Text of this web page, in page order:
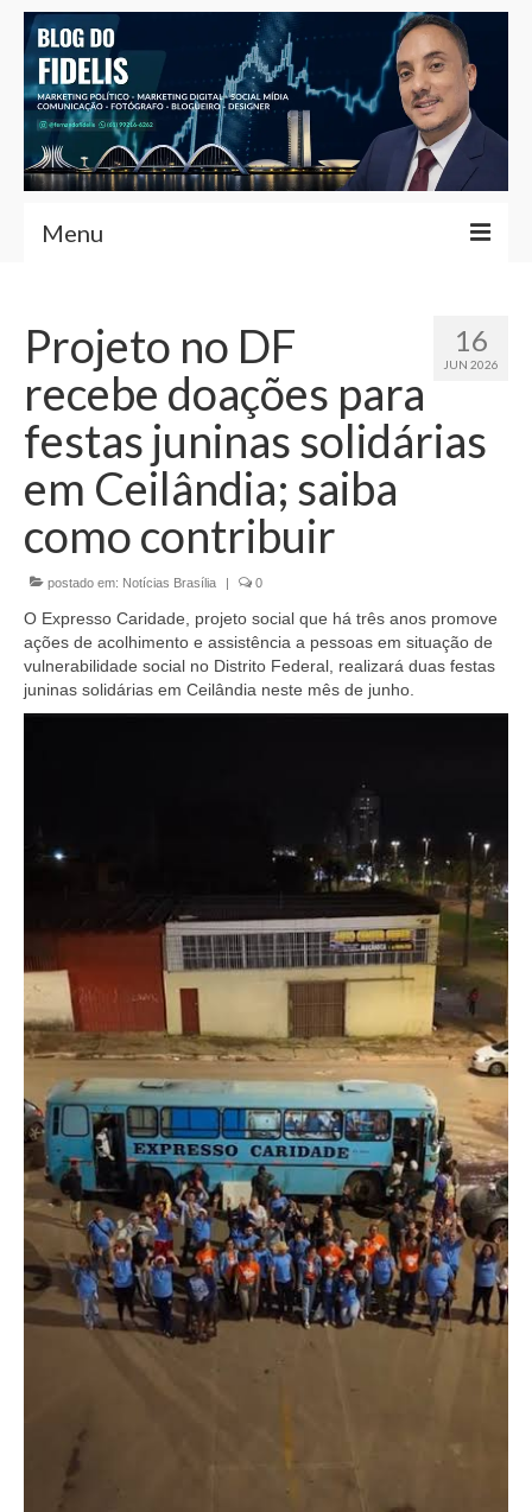
Menu
Fernando Fidelis
Café com Fidelis
Notícias Brasília
Contato
Currículo
16
JUN 2026
Projeto no DF
recebe doações para
festas juninas solidárias
em Ceilândia; saiba
como contribuir
postado em: Notícias Brasília | 0
O Expresso Caridade, projeto social que há três anos promove
ações de acolhimento e assistência a pessoas em situação de
vulnerabilidade social no Distrito Federal, realizará duas festas
juninas solidárias em Ceilândia neste mês de junho.